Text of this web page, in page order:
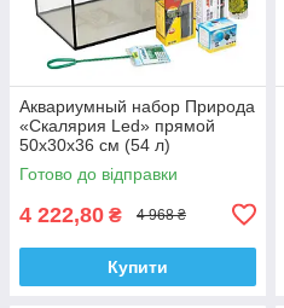
Аквариумный набор Природа
«Скалярия Led» прямой
50x30x36 см (54 л)
Готово до відправки
4 222,80 ₴ 4 968 ₴
Купити